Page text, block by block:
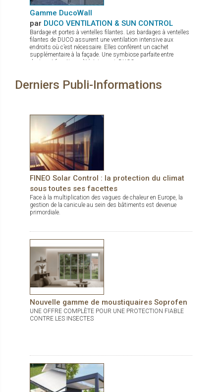
Gamme DucoWall
par DUCO VENTILATION & SUN CONTROL
Bardage et portes à ventelles filantes. Les bardages à ventelles
filantes de DUCO assurent une ventilation intensive aux
endroits où c’est nécessaire. Elles confèrent un cachet
supplémentaire à la façade. Une symbiose parfaite entre
design et fonctionnalité. Ici aussi, DUCO propose une gamme
techniques DucoWall Acoustic : pour installation aux endroits
Derniers Publi-Informations
FINEO Solar Control : la protection du climat
sous toutes ses facettes
Face à la multiplication des vagues de chaleur en Europe, la
gestion de la canicule au sein des bâtiments est devenue
primordiale.
Nouvelle gamme de moustiquaires Soprofen
UNE OFFRE COMPLÈTE POUR UNE PROTECTION FIABLE
CONTRE LES INSECTES